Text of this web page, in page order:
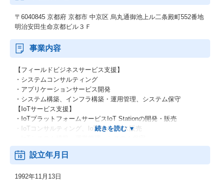
〒6040845 京都府 京都市 中京区 烏丸通御池上ル二条殿町552番地
明治安田生命京都ビル３Ｆ
事業内容
【フィールドビジネスサービス支援】
・システムコンサルティング
・アプリケーションサービス開発
・システム構築、インフラ構築・運用管理、システム保守
【IoTサービス支援】
・IoTプラットフォームサービスIoT Stationの開発・販売
・IoTコンサルティング、IoTディバイス販売
設立年月日
1992年11月13日